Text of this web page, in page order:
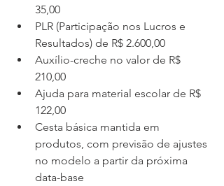
35,00
PLR (Participação nos Lucros e
Resultados) de R$ 2.600,00
Auxílio-creche no valor de R$
210,00
Ajuda para material escolar de R$
122,00
Cesta básica mantida em
produtos, com previsão de ajustes
no modelo a partir da próxima
data-base